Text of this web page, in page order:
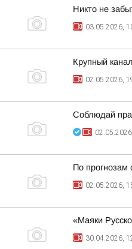
Никто не
03.05.2026,
Крупный
02.05.2026,
Соблюдай
По прогнозам
02.05.2026,
«Маяки
30.04.2026,